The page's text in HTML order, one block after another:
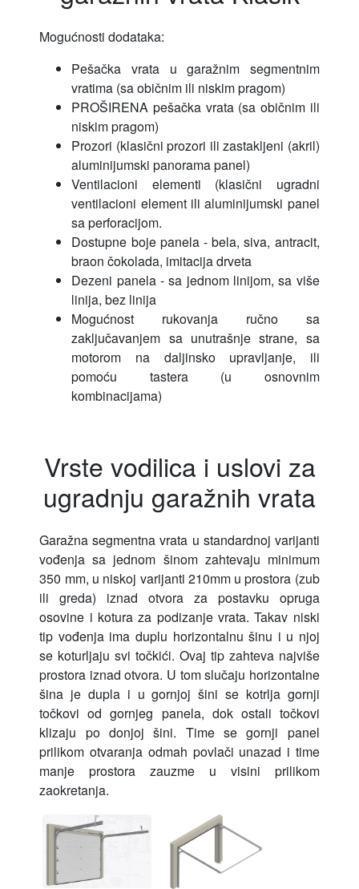
Mogućnosti dodataka:
Pešačka vrata u garažnim segmentnim
vratima (sa običnim ili niskim pragom)
PROŠIRENA pešačka vrata (sa običnim ili
niskim pragom)
Prozori (klasični prozori ili zastakljeni (akril)
aluminijumski panorama panel)
Ventilacioni elementi (klasični ugradni
ventilacioni element ili aluminijumski panel
sa perforacijom.
Dostupne boje panela - bela, siva, antracit,
braon čokolada, imitacija drveta
Dezeni panela - sa jednom linijom, sa više
linija, bez linija
Mogućnost rukovanja ručno sa
zaključavanjem sa unutrašnje strane, sa
motorom na daljinsko upravljanje, ili
pomoću tastera (u osnovnim
kombinacijama)
Vrste vodilica i uslovi za
ugradnju garažnih vrata
Garažna segmentna vrata u standardnoj varijanti
vođenja sa jednom šinom zahtevaju minimum
350 mm, u niskoj varijanti 210mm u prostora (zub
ili greda) iznad otvora za postavku opruga
osovine i kotura za podizanje vrata. Takav niski
tip vođenja ima duplu horizontalnu šinu i u njoj
se koturljaju svi točkići. Ovaj tip zahteva najviše
prostora iznad otvora. U tom slučaju horizontalne
šina je dupla i u gornjoj šini se kotrlja gornji
točkovi od gornjeg panela, dok ostali točkovi
klizaju po donjoj šini. Time se gornji panel
prilikom otvaranja odmah povlači unazad i time
manje prostora zauzme u visini prilikom
zaokretanja.